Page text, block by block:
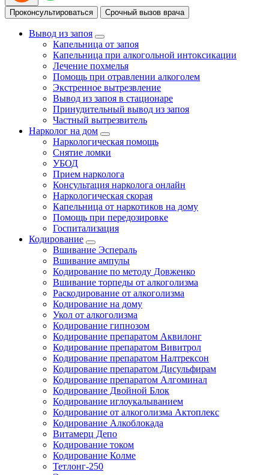
Проконсультироваться Срочный вызов врача
Вывод из запоя
Капельница от запоя
Капельница при алкогольной интоксикации
Лечение похмелья
Помощь при отравлении алкоголем
Экстренное вытрезвление
Вывод из запоя в стационаре
Принудительный вывод из запоя
Частный вытрезвитель
Нарколог на дом
Наркологическая помощь
Снятие ломки
УБОД
Прием нарколога
Консультация нарколога онлайн
Наркологическая скорая
Капельница от наркотиков на дому
Помощь при передозировке
Госпитализация
Кодирование
Вшивание Эспераль
Вшивание ампулы
Кодирование по методу Довженко
Вшивание торпеды от алкоголизма
Раскодирование от алкоголизма
Кодирование на дому
Укол от алкоголизма
Кодирование гипнозом
Кодирование препаратом Аквилонг
Кодирование препаратом Вивитрол
Кодирование препаратом Налтрексон
Кодирование препаратом Дисульфирам
Кодирование препаратом Алгоминал
Кодирование Двойной Блок
Кодирование иглоукалыванием
Кодирование от алкоголизма Актоплекс
Кодирование Алкоблокада
Витамерц Депо
Кодирование током
Кодирование Колме
Тетлонг-250